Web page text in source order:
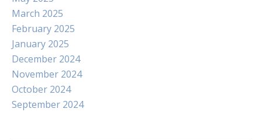
March 2025
February 2025
January 2025
December 2024
November 2024
October 2024
September 2024